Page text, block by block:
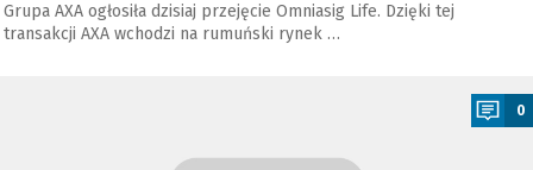
Grupa AXA ogłosiła dzisiaj przejęcie Omniasig Life. Dzięki tej
transakcji AXA wchodzi na rumuński rynek …
0